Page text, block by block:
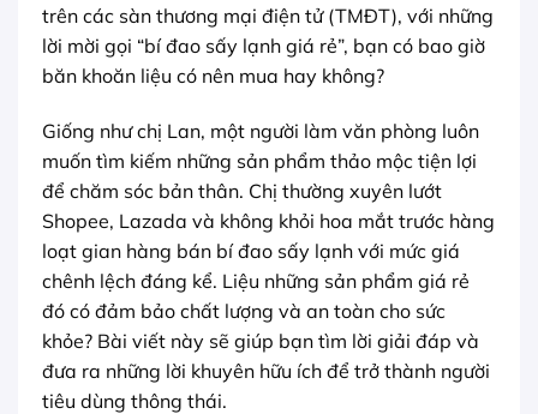
trên các sàn thương mại điện tử (TMĐT), với những
lời mời gọi “bí đao sấy lạnh giá rẻ”, bạn có bao giờ
băn khoăn liệu có nên mua hay không?
Giống như chị Lan, một người làm văn phòng luôn
muốn tìm kiếm những sản phẩm thảo mộc tiện lợi
để chăm sóc bản thân. Chị thường xuyên lướt
Shopee, Lazada và không khỏi hoa mắt trước hàng
loạt gian hàng bán bí đao sấy lạnh với mức giá
chênh lệch đáng kể. Liệu những sản phẩm giá rẻ
đó có đảm bảo chất lượng và an toàn cho sức
khỏe? Bài viết này sẽ giúp bạn tìm lời giải đáp và
đưa ra những lời khuyên hữu ích để trở thành người
tiêu dùng thông thái.